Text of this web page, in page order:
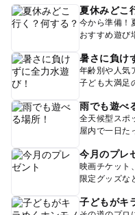
夏休みどこ
今から準備！
おすすめ遊び
暑さに負け
年齢別や人気
子ども大満足
雨でも遊べ
全天候型スポ
屋内で一日た
今月のプレ
映画チケット
限定グッズな
子どもがキ